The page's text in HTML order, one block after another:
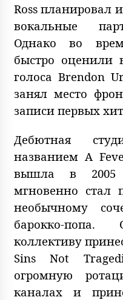
Ross планировал
вокальные
Однако во
быстро оценили
голоса Brendon
занял место
записи первых
Дебютная
названием A
вышла в 2005
мгновенно стал
необычному
барокко-попа.
коллективу
Sins Not
огромную
каналах и